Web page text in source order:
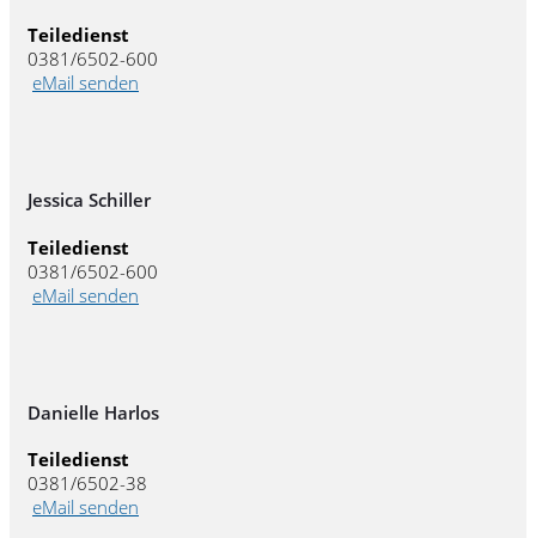
Teiledienst
0381/6502-600
eMail senden
Jessica Schiller
Teiledienst
0381/6502-600
eMail senden
Danielle Harlos
Teiledienst
0381/6502-38
eMail senden